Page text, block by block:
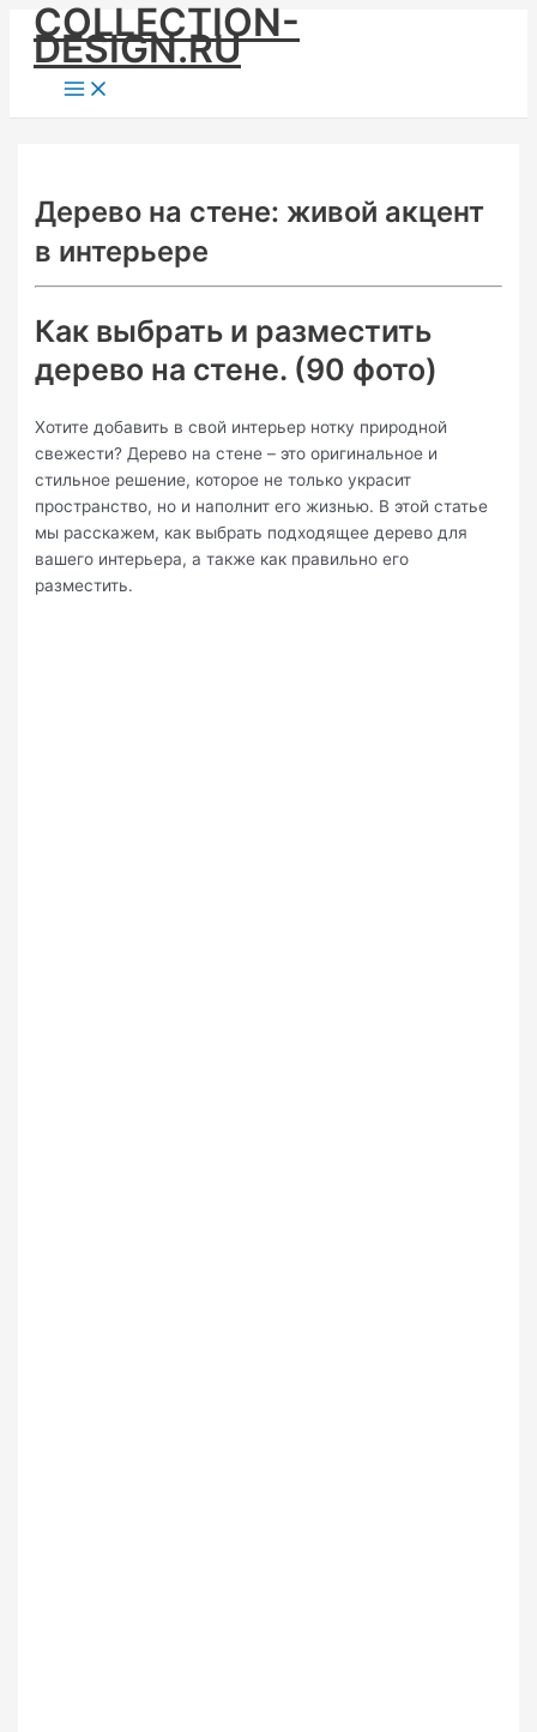
Skip
content
COLLECTION-
DESIGN.RU
Main
Menu
Дерево на стене: живой акцент
в интерьере
Как выбрать и разместить
дерево на стене. (90 фото)
Хотите добавить в свой интерьер нотку природной
свежести? Дерево на стене – это оригинальное и
стильное решение, которое не только украсит
пространство, но и наполнит его жизнью. В этой статье
мы расскажем, как выбрать подходящее дерево для
вашего интерьера, а также как правильно его
разместить.